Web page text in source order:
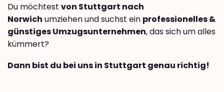
Du möchtest von Stuttgart nach
Norwich umziehen und suchst ein professionelles &
günstiges Umzugsunternehmen, das sich um alles
kümmert?
Dann bist du bei uns in Stuttgart genau richtig!